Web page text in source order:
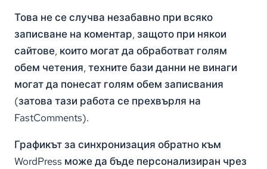
Това не се случва незабавно при всяко
записване на коментар, защото при някои
сайтове, които могат да обработват голям
обем четения, техните бази данни не винаги
могат да понесат голям обем записвания
(затова тази работа се прехвърля на
FastComments).
Графикът за синхронизация обратно към
WordPress може да бъде персонализиран чрез